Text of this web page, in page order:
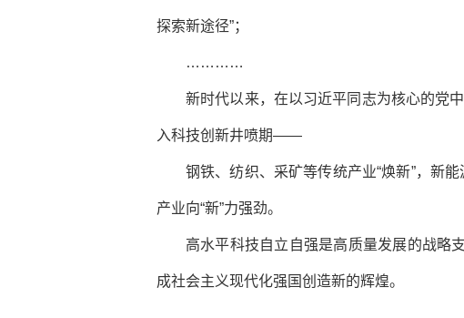
探索新途径”；
…………
新时代以来，在以习近平同志为核心的党
入科技创新井喷期——
钢铁、纺织、采矿等传统产业“焕新”，新
产业向“新”力强劲。
高水平科技自立自强是高质量发展的战略
成社会主义现代化强国创造新的辉煌。